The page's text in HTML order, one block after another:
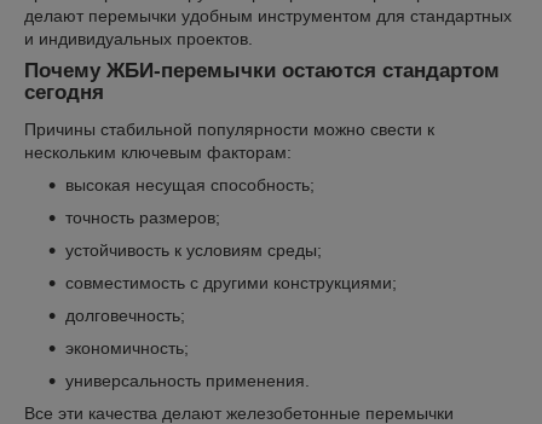
делают перемычки удобным инструментом для стандартных
и индивидуальных проектов.
Почему ЖБИ-перемычки остаются стандартом
сегодня
Причины стабильной популярности можно свести к
нескольким ключевым факторам:
высокая несущая способность;
точность размеров;
устойчивость к условиям среды;
совместимость с другими конструкциями;
долговечность;
экономичность;
универсальность применения.
Все эти качества делают железобетонные перемычки